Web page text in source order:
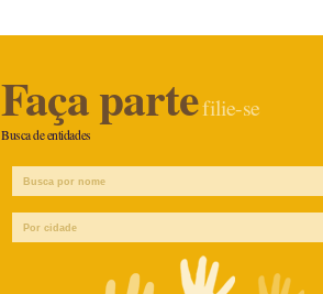
Faça partefilie-se
Busca de entidades